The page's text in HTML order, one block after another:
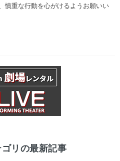
慎重な行動を心がけるようお願いい
ゴリの最新記事